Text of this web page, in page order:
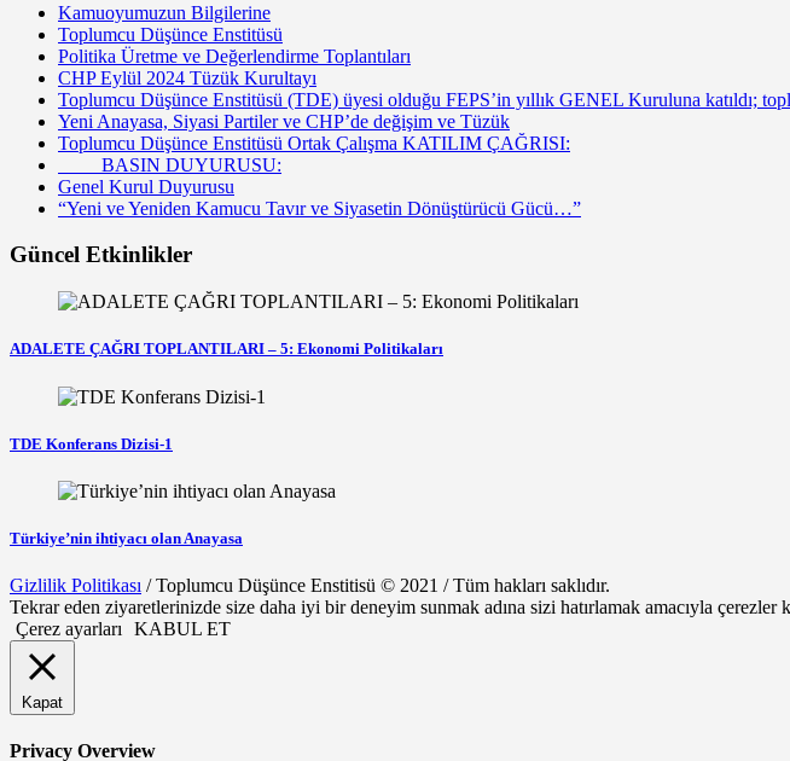
Kamuoyumuzun Bilgilerine
Toplumcu Düşünce Enstitüsü
Politika Üretme ve Değerlendirme Toplantıları
CHP Eylül 2024 Tüzük Kurultayı
Toplumcu Düşünce Enstitüsü (TDE) üyesi olduğu FEPS’in yıllık GENEL Kuruluna katıldı;
Yeni Anayasa, Siyasi Partiler ve CHP’de değişim ve Tüzük
Toplumcu Düşünce Enstitüsü Ortak Çalışma KATILIM ÇAĞRISI:
BASIN DUYURUSU:
Genel Kurul Duyurusu
“Yeni ve Yeniden Kamucu Tavır ve Siyasetin Dönüştürücü Gücü…”
Güncel Etkinlikler
ADALETE ÇAĞRI TOPLANTILARI – 5: Ekonomi Politikaları
TDE Konferans Dizisi-1
Türkiye’nin ihtiyacı olan Anayasa
Gizlilik Politikası / Toplumcu Düşünce Enstitisü © 2021 / Tüm hakları saklıdır.
Tekrar eden ziyaretlerinizde size daha iyi bir deneyim sunmak adına sizi hatırlamak amacıyla
Çerez ayarları
KABUL ET
Kapat
Privacy Overview